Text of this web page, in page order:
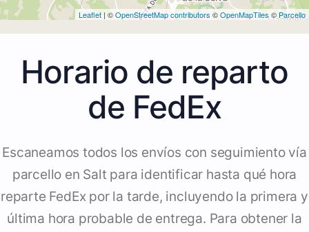
Leaflet | ©OpenStreetMap contributors ©OpenMapTiles© Parcello
Horario de reparto
de FedEx
Escaneamos todos los envíos con seguimiento vía
parcello en Salt para identificar hasta qué hora
reparte FedEx por la tarde, incluyendo la primera y
última hora probable de entrega. Para obtener la